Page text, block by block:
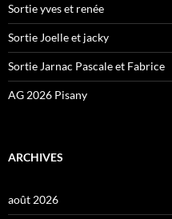
Sortie yves et renée
Sortie Joelle et jacky
Sortie Jarnac Pascale et Fabrice
AG 2026 Pisany
ARCHIVES
août 2026